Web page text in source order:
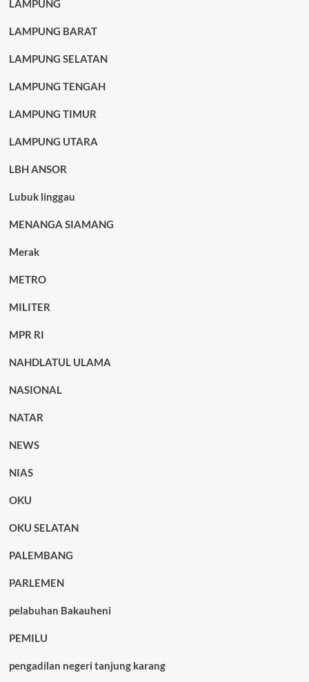
LAMPUNG
LAMPUNG BARAT
LAMPUNG SELATAN
LAMPUNG TENGAH
LAMPUNG TIMUR
LAMPUNG UTARA
LBH ANSOR
Lubuk linggau
MENANGA SIAMANG
Merak
METRO
MILITER
MPR RI
NAHDLATUL ULAMA
NASIONAL
NATAR
NEWS
NIAS
OKU
OKU SELATAN
PALEMBANG
PARLEMEN
pelabuhan Bakauheni
PEMILU
pengadilan negeri tanjung karang